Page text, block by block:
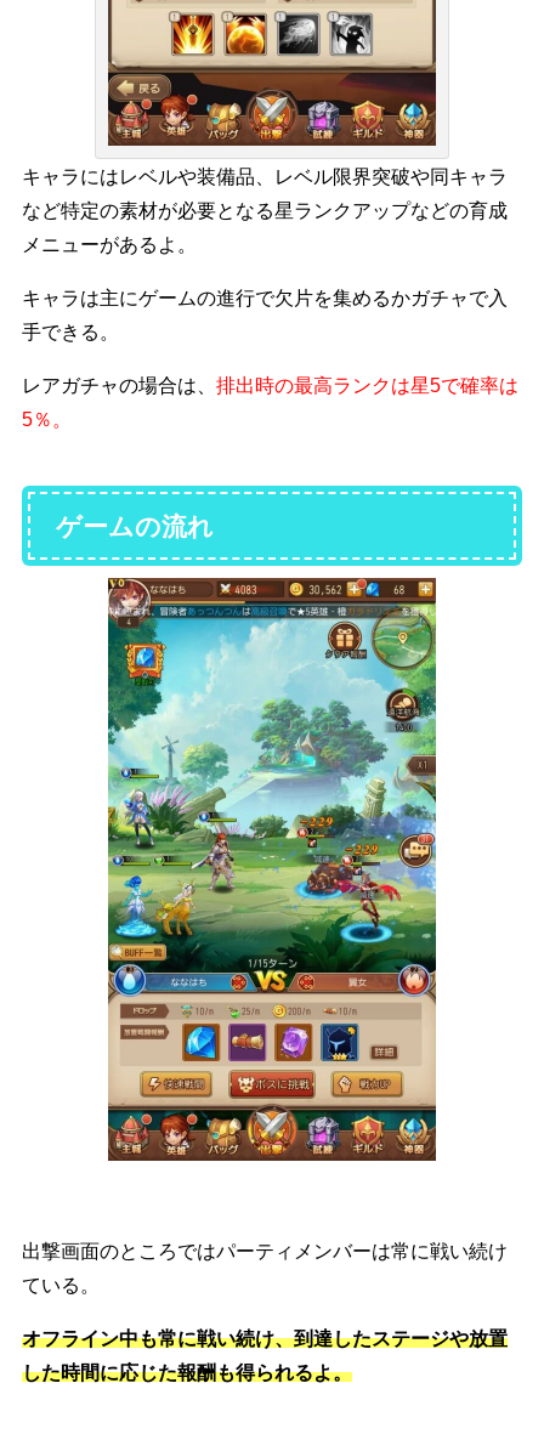
キャラにはレベルや装備品、レベル限界突破や同キャラ
など特定の素材が必要となる星ランクアップなどの育成
メニューがあるよ。
キャラは主にゲームの進行で欠片を集めるかガチャで入
手できる。
レアガチャの場合は、 排出時の最高ランクは星5で確率は
5％
ゲームの流れ
出撃画面のところではパーティメンバーは常に戦い続け
ている。
オフライン中も常に戦い続け、到達したステージや放置
した時間に応じた報酬も得られるよ。